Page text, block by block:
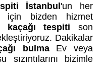
İstanbul'un her
için bizden hizmet
kaçağı tespiti son
Dakikalar
bulmaEv veya
sızıntılarını bizimle